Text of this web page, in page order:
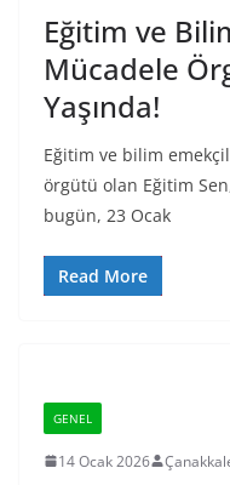
Eğitim ve
Mücadele
Yaşında!
Eğitim ve bilim
örgütü olan Eğitim
bugün, 23 Ocak
Read More
GENEL
14 Ocak 2026